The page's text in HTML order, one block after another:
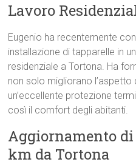
Lavoro
Eugenio ha recentemente
installazione di tapparelle in
residenziale a Tortona. Ha
non solo migliorano
un’eccellente protezione
così il comfort degli abitanti.
Aggiornamento
km da Tortona